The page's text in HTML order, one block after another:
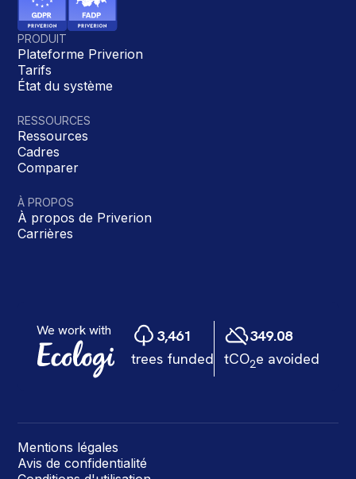
PRODUIT
Plateforme Priverion
Tarifs
État du système
RESSOURCES
Ressources
Cadres
Comparer
À PROPOS
À propos de Priverion
Carrières
Mentions légales
Avis de confidentialité